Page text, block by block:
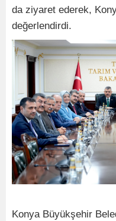
da ziyaret ederek,
değerlendirdi.
Konya Büyükşehir